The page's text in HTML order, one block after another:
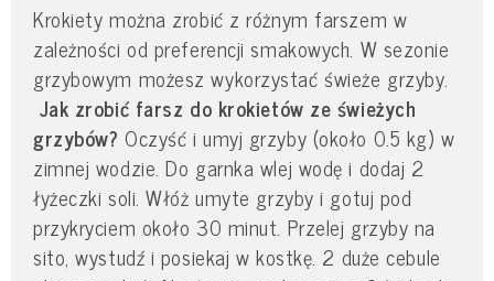
Krokiety można zrobić z różnym farszem w
zależności od preferencji smakowych. W sezonie
grzybowym możesz wykorzystać świeże grzyby.
Jak zrobić farsz do krokietów ze świeżych
grzybów? Oczyść i umyj grzyby (około 0.5 kg) w
zimnej wodzie. Do garnka wlej wodę i dodaj 2
łyżeczki soli. Włóż umyte grzyby i gotuj pod
przykryciem około 30 minut. Przelej grzyby na
sito, wystudź i posiekaj w kostkę. 2 duże cebule